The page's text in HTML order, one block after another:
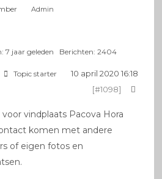
Admin
7 jaar geleden Berichten: 2404
Topic starter
10 april 2020 16:18
[#1098]
vindplaats Pacova Hora
komen met andere
of eigen fotos en